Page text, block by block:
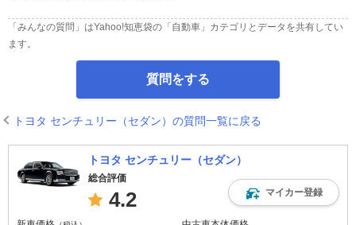
「みんなの質問」はYahoo!知恵袋の「自動車」カテゴリとデータを共有してい
ます。
質問をする
トヨタ センチュリー（セダン）の質問一覧に戻る
トヨタ センチュリー（セダン）
総合評価
4.2 マイカー登録